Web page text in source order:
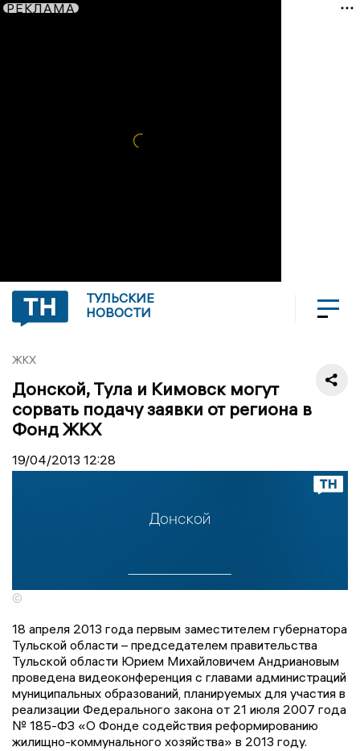
РЕКЛАМА
ТУЛЬСКИЕ
НОВОСТИ
ЖКХ
Донской, Тула и Кимовск могут
сорвать подачу заявки от региона в
Фонд ЖКХ
19/04/2013 12:28
©
18 апреля 2013 года первым заместителем губернатора
Тульской области – председателем правительства
Тульской области Юрием Михайловичем Андриановым
проведена видеоконференция с главами администраций
муниципальных образований, планируемых для участия в
реализации Федерального закона от 21 июля 2007 года
№ 185-ФЗ «О Фонде содействия реформированию
жилищно-коммунального хозяйства» в 2013 году.